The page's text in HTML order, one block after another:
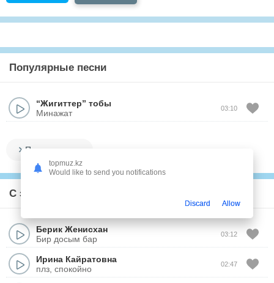
Популярные песни
“Жигиттер” тобы
Минажат
03:10
Показать все
С этим треком слушают
Берик Женисхан
Бир досым бар
03:12
Ирина Кайратовна
плз, спокойно
02:47
topmuz.kz
Would like to send you notifications
Discard Allow